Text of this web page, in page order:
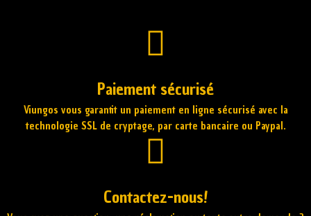
Paiement sécurisé
Viungos vous garantit un paiement en ligne sécurisé avec la
technologie SSL de cryptage, par carte bancaire ou Paypal.
Contactez-nous!